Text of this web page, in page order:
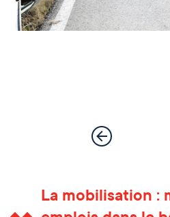
La mobilisation :